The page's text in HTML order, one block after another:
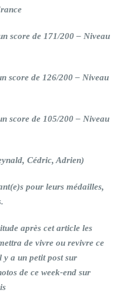
score de 171/200 – Niveau
score de 126/200 – Niveau
score de 105/200 – Niveau
Cédric, Adrien)
pour leurs médailles,
après cet article les
de vivre ou revivre ce
y a un petit post sur
de ce week-end sur